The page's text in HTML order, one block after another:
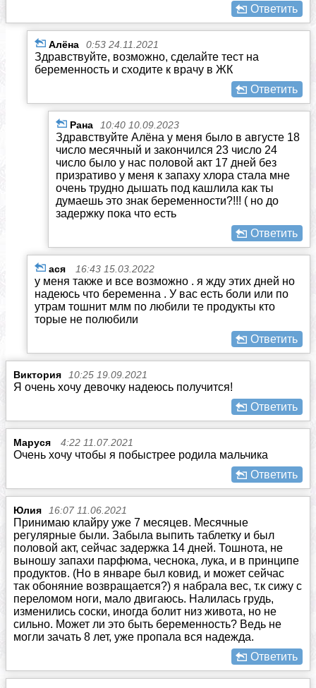
Ответить
Алёна 0:53 24.11.2021
Здравствуйте, возможно, сделайте тест на
беременность и сходите к врачу в ЖК
Ответить
Рана 10:40 10.09.2023
Здравствуйте Алёна у меня было в августе 18
число месячный и закончился 23 число 24
число было у нас половой акт 17 дней без
призративо у меня к запаху хлора стала мне
очень трудно дышать под кашлила как ты
думаешь это знак беременности?!!! ( но до
задержку пока что есть
Ответить
ася 16:43 15.03.2022
у меня также и все возможно . я жду этих дней но
надеюсь что беременна . У вас есть боли или по
утрам тошнит млм по любили те продукты кто
торые не полюбили
Ответить
Виктория 10:25 19.09.2021
Я очень хочу девочку надеюсь получится!
Ответить
Маруся 4:22 11.07.2021
Очень хочу чтобы я побыстрее родила мальчика
Ответить
Юлия 16:07 11.06.2021
Принимаю клайру уже 7 месяцев. Месячные
регулярные были. Забыла выпить таблетку и был
половой акт, сейчас задержка 14 дней. Тошнота, не
выношу запахи парфюма, чеснока, лука, и в принципе
продуктов. (Но в январе был ковид, и может сейчас
так обоняние возвращается?) я набрала вес, т.к сижу с
переломом ноги, мало двигаюсь. Налилась грудь,
изменились соски, иногда болит низ живота, но не
сильно. Может ли это быть беременность? Ведь не
могли зачать 8 лет, уже пропала вся надежда.
Ответить